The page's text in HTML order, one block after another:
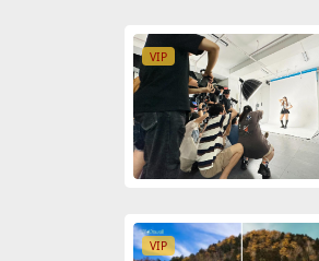
VIP
VIP